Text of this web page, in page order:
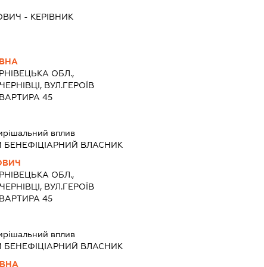
- КЕРІВНИК
ОБЛ.,
ВУЛ.ГЕРОЇВ
45
вплив
БЕНЕФІЦІАРНИЙ ВЛАСНИК
ОБЛ.,
ВУЛ.ГЕРОЇВ
45
вплив
БЕНЕФІЦІАРНИЙ ВЛАСНИК